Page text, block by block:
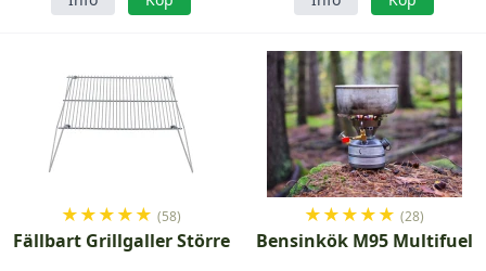
★★★★★ (58)
Fällbart Grillgaller Större
★★★★★ (28)
Bensinkök M95 Multifuel